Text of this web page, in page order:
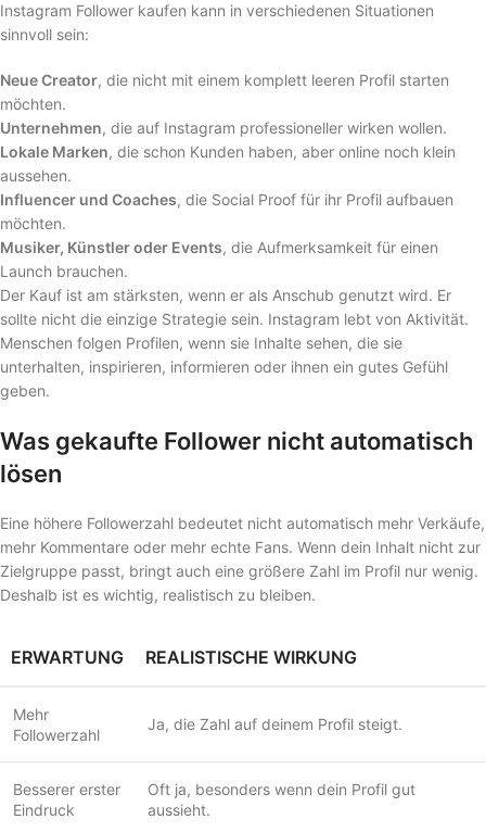
Instagram Follower kaufen kann in verschiedenen Situationen
sinnvoll sein:
Neue Creator, die nicht mit einem komplett leeren Profil starten
möchten.
Unternehmen, die auf Instagram professioneller wirken wollen.
Lokale Marken, die schon Kunden haben, aber online noch klein
aussehen.
Influencer und Coaches, die Social Proof für ihr Profil aufbauen
möchten.
Musiker, Künstler oder Events, die Aufmerksamkeit für einen
Launch brauchen.
Der Kauf ist am stärksten, wenn er als Anschub genutzt wird. Er
sollte nicht die einzige Strategie sein. Instagram lebt von Aktivität.
Menschen folgen Profilen, wenn sie Inhalte sehen, die sie
unterhalten, inspirieren, informieren oder ihnen ein gutes Gefühl
geben.
Was gekaufte Follower nicht automatisch
lösen
Eine höhere Followerzahl bedeutet nicht automatisch mehr Verkäufe,
mehr Kommentare oder mehr echte Fans. Wenn dein Inhalt nicht zur
Zielgruppe passt, bringt auch eine größere Zahl im Profil nur wenig.
Deshalb ist es wichtig, realistisch zu bleiben.
ERWARTUNG REALISTISCHE WIRKUNG
Mehr
Followerzahl
Ja, die Zahl auf deinem Profil steigt.
Besserer erster
Eindruck
Oft ja, besonders wenn dein Profil gut
aussieht.